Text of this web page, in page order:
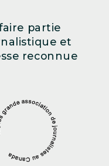
partie
et
reconnue